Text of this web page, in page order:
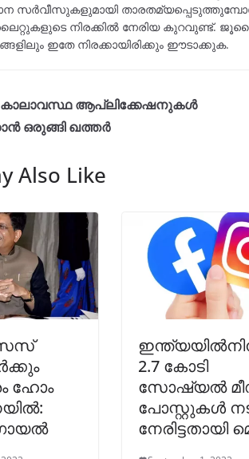
സർവീസുകളുമായി
നിരക്കിൽ നേരിയ കുറവുണ്ട്. ജൂലൈ
ഇതേ നിരക്കായിരിക്കും ഈടാക്കുക.
കാലാവസ്ഥ ആപ്ലിക്കേഷനുകൾ
ഒരുങ്ങി ഖത്തർ
Also Like
ഹോം
2.7 കോടി
സോഷ്യല്‍
പോസ്റ്റുകള്‍
നേരിട്ടതായി